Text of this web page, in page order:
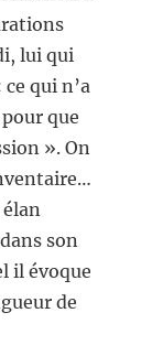
lui qui
qui n’a
que
». On
son
il évoque
de